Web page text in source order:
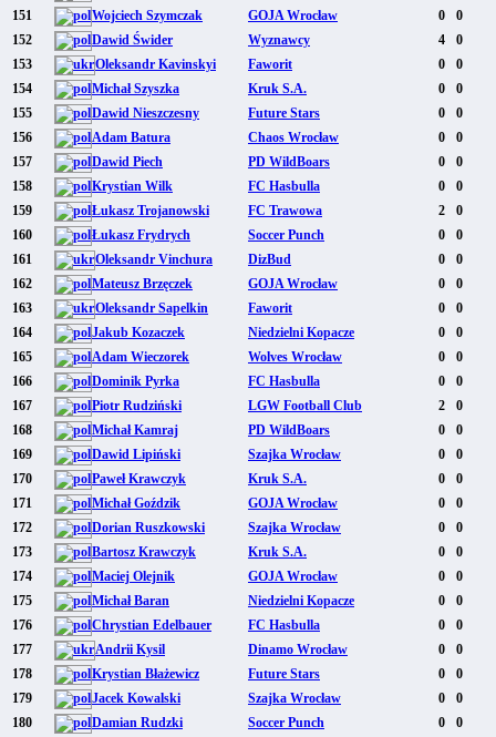
151
Wojciech Szymczak GOJA Wrocław 0
0
152
Dawid Świder Wyznawcy 4
0
153
Oleksandr Kavinskyi Faworit 0
0
154
Michał Szyszka Kruk S.A. 0
0
155
Dawid Nieszczesny Future Stars 0
0
156
Adam Batura Chaos Wrocław 0
0
157
Dawid Piech PD WildBoars 0
0
158
Krystian Wilk FC Hasbulla 0
0
159
Łukasz Trojanowski FC Trawowa 2
0
160
Łukasz Frydrych Soccer Punch 0
0
161
Oleksandr Vinchura DizBud 0
0
162
Mateusz Brzęczek GOJA Wrocław 0
0
163
Oleksandr Sapelkin Faworit 0
0
164
Jakub Kozaczek Niedzielni Kopacze 0
0
165
Adam Wieczorek Wolves Wrocław 0
0
166
Dominik Pyrka FC Hasbulla 0
0
167
Piotr Rudziński LGW Football Club 2
0
168
Michał Kamraj PD WildBoars 0
0
169
Dawid Lipiński Szajka Wrocław 0
0
170
Paweł Krawczyk Kruk S.A. 0
0
171
Michał Goździk GOJA Wrocław 0
0
172
Dorian Ruszkowski Szajka Wrocław 0
0
173
Bartosz Krawczyk Kruk S.A. 0
0
174
Maciej Olejnik GOJA Wrocław 0
0
175
Michał Baran Niedzielni Kopacze 0
0
176
Chrystian Edelbauer FC Hasbulla 0
0
177
Andrii Kysil Dinamo Wrocław 0
0
178
Krystian Błażewicz Future Stars 0
0
179
Jacek Kowalski Szajka Wrocław 0
0
180
Damian Rudzki Soccer Punch 0
0